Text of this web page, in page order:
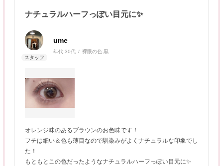
ナチュラルハーフっぽい目元に✨
ume
年代:30代 裸眼の色:黒
オレンジ味のあるブラウンのお色味です！
フチは細い＆色も薄目なので馴染みがよくナチュラルな印象でし
た！
もともとこの色だったようなナチュラルハーフっぽい目元に✨